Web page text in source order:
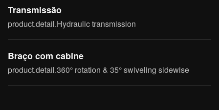
Transmissão
product.detail.Hydraulic transmission
Braço com cabine
product.detail.360° rotation & 35° swiveling sidewise